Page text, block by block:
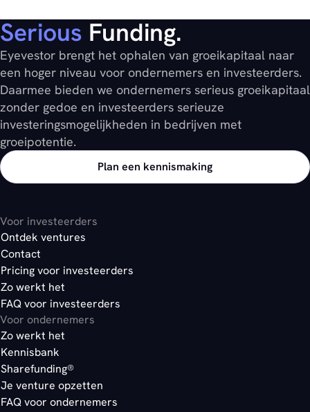
Serious Funding.
Eyevestor brengt het ophalen van groeikapitaal naar
een hoger niveau voor ondernemers en investeerders.
Daarmee bieden we ondernemers serieus groeikapitaal
zonder gedoe en investeerders serieuze
investeringsmogelijkheden in bedrijven met
groeipotentie.
Plan een kennismaking
Voor investeerders
Ontdek ventures
Contact
Pricing voor investeerders
Zo werkt het
FAQ voor investeerders
Voor ondernemers
Zo werkt het
Kennisbank
Sharefunding®
Je venture opzetten
FAQ voor ondernemers